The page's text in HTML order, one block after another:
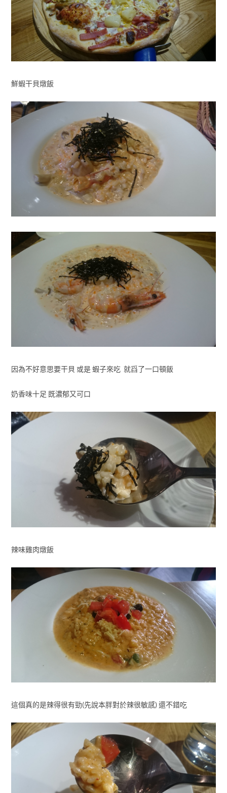
鮮蝦干貝燉飯
因為不好意思要干貝 或是 蝦子來吃 就舀了一口頓飯
奶香味十足 既濃郁又可口
辣味雞肉燉飯
這個真的是辣得很有勁(先說本胖對於辣很敏感) 還不錯吃